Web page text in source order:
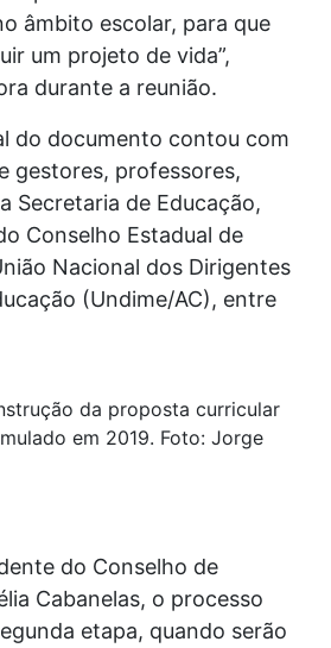
âmbito escolar, para que
um projeto de vida”,
durante a reunião.
do documento contou com
gestores, professores,
Secretaria de Educação,
Conselho Estadual de
Nacional dos Dirigentes
(Undime/AC), entre
da proposta curricular
em 2019. Foto: Jorge
do Conselho de
Cabanelas, o processo
etapa, quando serão